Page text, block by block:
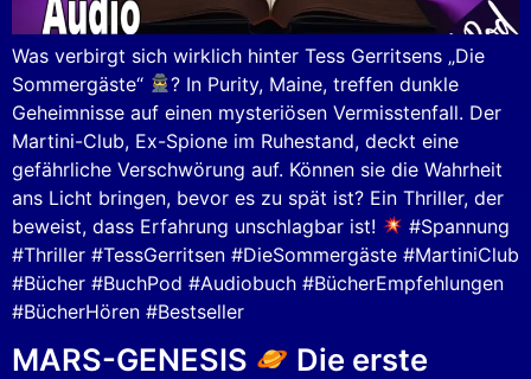
Was verbirgt sich wirklich hinter Tess Gerritsens „Die
Sommergäste“
? In Purity, Maine, treffen dunkle
Geheimnisse auf einen mysteriösen Vermisstenfall. Der
Martini-Club, Ex-Spione im Ruhestand, deckt eine
gefährliche Verschwörung auf. Können sie die Wahrheit
ans Licht bringen, bevor es zu spät ist? Ein Thriller, der
beweist, dass Erfahrung unschlagbar ist!
#Spannung
#Thriller #TessGerritsen #DieSommergäste #MartiniClub
#Bücher #BuchPod #Audiobuch #BücherEmpfehlungen
#BücherHören #Bestseller
MARS-GENESIS
Die erste